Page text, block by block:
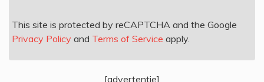
This site is protected by reCAPTCHA and the Google
Privacy Policy and Terms of Service apply.
[advertentie]